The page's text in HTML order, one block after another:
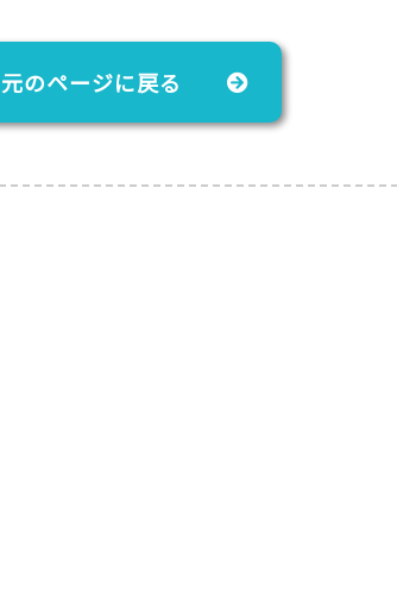
元のページに戻る